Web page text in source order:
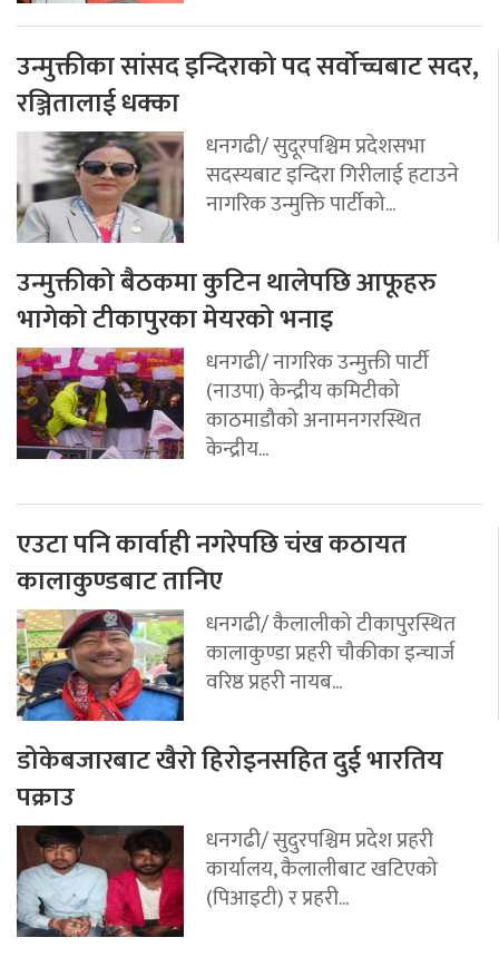
उन्मुक्तीका सांसद इन्दिराको पद सर्वोच्चबाट सदर,
रञ्जितालाई धक्का
धनगढी/ सुदूरपश्चिम प्रदेशसभा
सदस्यबाट इन्दिरा गिरीलाई हटाउने
नागरिक उन्मुक्ति पार्टीको...
उन्मुक्तीको बैठकमा कुटिन थालेपछि आफूहरु
भागेको टीकापुरका मेयरको भनाइ
धनगढी/ नागरिक उन्मुक्ती पार्टी
(नाउपा) केन्द्रीय कमिटीको
काठमाडौको अनामनगरस्थित
केन्द्रीय...
एउटा पनि कार्वाही नगरेपछि चंख कठायत
कालाकुण्डबाट तानिए
धनगढी/ कैलालीको टीकापुरस्थित
कालाकुण्डा प्रहरी चौकीका इन्चार्ज
वरिष्ठ प्रहरी नायब...
डोकेबजारबाट खैरो हिरोइनसहित दुई भारतिय
पक्राउ
धनगढी/ सुदुरपश्चिम प्रदेश प्रहरी
कार्यालय, कैलालीबाट खटिएको
(पिआइटी) र प्रहरी...